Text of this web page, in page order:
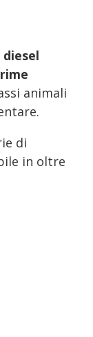
animali
di
in oltre